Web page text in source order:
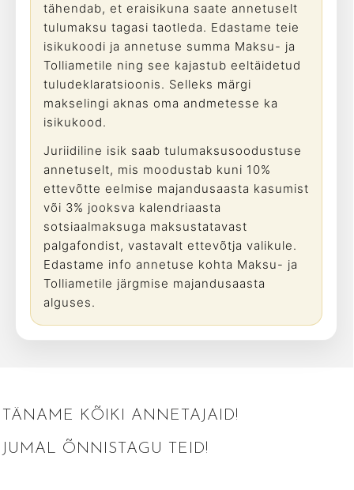
tähendab, et eraisikuna saate annetuselt
tulumaksu tagasi taotleda. Edastame teie
isikukoodi ja annetuse summa Maksu- ja
Tolliametile ning see kajastub eeltäidetud
tuludeklaratsioonis. Selleks märgi
makselingi aknas oma andmetesse ka
isikukood.
Juriidiline isik saab tulumaksusoodustuse
annetuselt, mis moodustab kuni 10%
ettevõtte eelmise majandusaasta kasumist
või 3% jooksva kalendriaasta
sotsiaalmaksuga maksustatavast
palgafondist, vastavalt ettevõtja valikule.
Edastame info annetuse kohta Maksu- ja
Tolliametile järgmise majandusaasta
alguses.
TÄNAME KÕIKI ANNETAJAID!
JUMAL ÕNNISTAGU TEID!